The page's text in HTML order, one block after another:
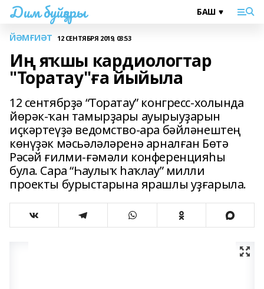
Дим буйҙары
ЙӘМҒИӘТ 12 СЕНТЯБРЯ 2019, 03:53
Иң яҡшы кардиологтар
"Торатау"ға йыйыла
12 сентябрҙә “Торатау” конгресс-холында
йөрәк-ҡан тамырҙары ауырыуҙарын
иҫкәртеүҙә ведомство-ара бәйләнештең
көнүҙәк мәсьәләләренә арналған Бөтә
Рәсәй ғилми-ғәмәли конференцияһы
була. Сара “Һаулыҡ һаҡлау” милли
проекты бурыстарына ярашлы уҙғарыла.